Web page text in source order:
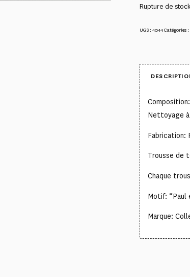
Rupture de stock
UGS :4044Catégories :
Nettoyage
Fabrication:
Trousse de
Chaque
Motif: “Paul
Marque: